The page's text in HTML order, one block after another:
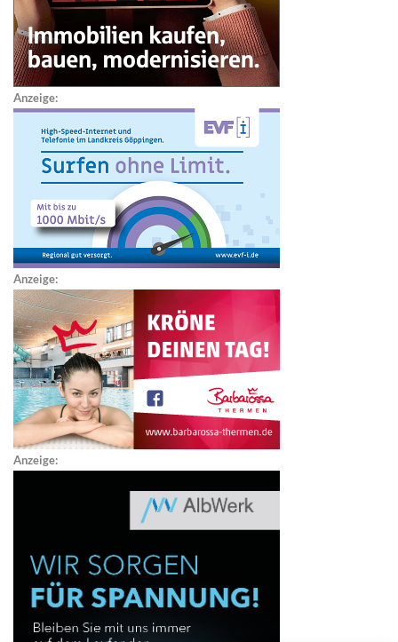
Anzeige:
Anzeige:
Anzeige: